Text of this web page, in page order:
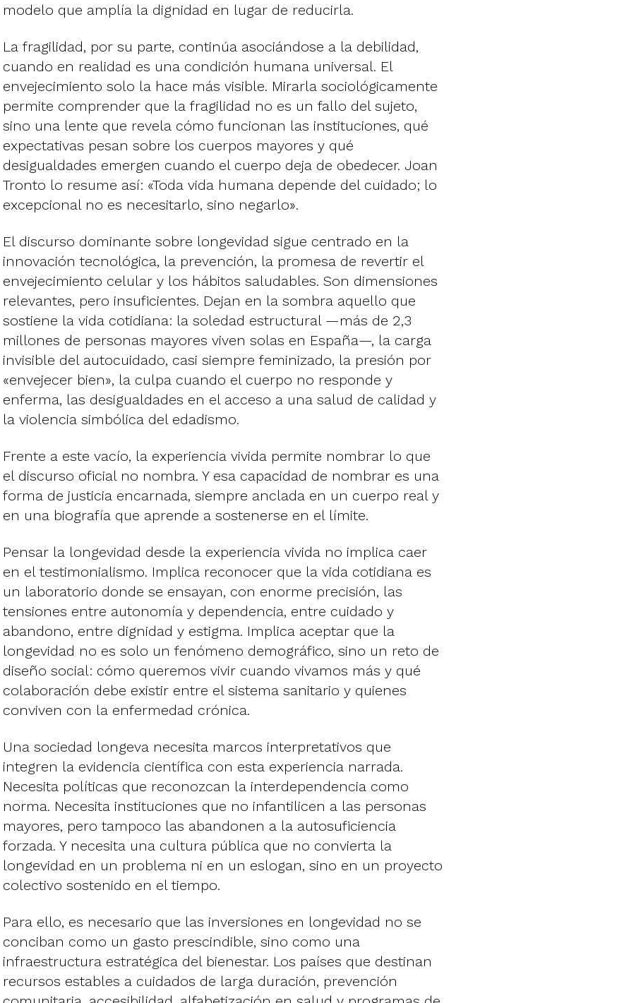
modelo que amplía la dignidad en lugar de reducirla.
La fragilidad, por su parte, continúa asociándose a la debilidad,
cuando en realidad es una condición humana universal. El
envejecimiento solo la hace más visible. Mirarla sociológicamente
permite comprender que la fragilidad no es un fallo del sujeto,
sino una lente que revela cómo funcionan las instituciones, qué
expectativas pesan sobre los cuerpos mayores y qué
desigualdades emergen cuando el cuerpo deja de obedecer. Joan
Tronto lo resume así: «Toda vida humana depende del cuidado; lo
excepcional no es necesitarlo, sino negarlo».
El discurso dominante sobre longevidad sigue centrado en la
innovación tecnológica, la prevención, la promesa de revertir el
envejecimiento celular y los hábitos saludables. Son dimensiones
relevantes, pero insuficientes. Dejan en la sombra aquello que
sostiene la vida cotidiana: la soledad estructural —más de 2,3
millones de personas mayores viven solas en España—, la carga
invisible del autocuidado, casi siempre feminizado, la presión por
«envejecer bien», la culpa cuando el cuerpo no responde y
enferma, las desigualdades en el acceso a una salud de calidad y
la violencia simbólica del edadismo.
Frente a este vacío, la experiencia vivida permite nombrar lo que
el discurso oficial no nombra. Y esa capacidad de nombrar es una
forma de justicia encarnada, siempre anclada en un cuerpo real y
en una biografía que aprende a sostenerse en el límite.
Pensar la longevidad desde la experiencia vivida no implica caer
en el testimonialismo. Implica reconocer que la vida cotidiana es
un laboratorio donde se ensayan, con enorme precisión, las
tensiones entre autonomía y dependencia, entre cuidado y
abandono, entre dignidad y estigma. Implica aceptar que la
longevidad no es solo un fenómeno demográfico, sino un reto de
diseño social: cómo queremos vivir cuando vivamos más y qué
colaboración debe existir entre el sistema sanitario y quienes
conviven con la enfermedad crónica.
Una sociedad longeva necesita marcos interpretativos que
integren la evidencia científica con esta experiencia narrada.
Necesita políticas que reconozcan la interdependencia como
norma. Necesita instituciones que no infantilicen a las personas
mayores, pero tampoco las abandonen a la autosuficiencia
forzada. Y necesita una cultura pública que no convierta la
longevidad en un problema ni en un eslogan, sino en un proyecto
colectivo sostenido en el tiempo.
Para ello, es necesario que las inversiones en longevidad no se
conciban como un gasto prescindible, sino como una
infraestructura estratégica del bienestar. Los países que destinan
recursos estables a cuidados de larga duración, prevención